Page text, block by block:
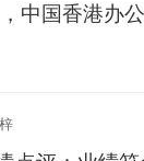
中国香港办